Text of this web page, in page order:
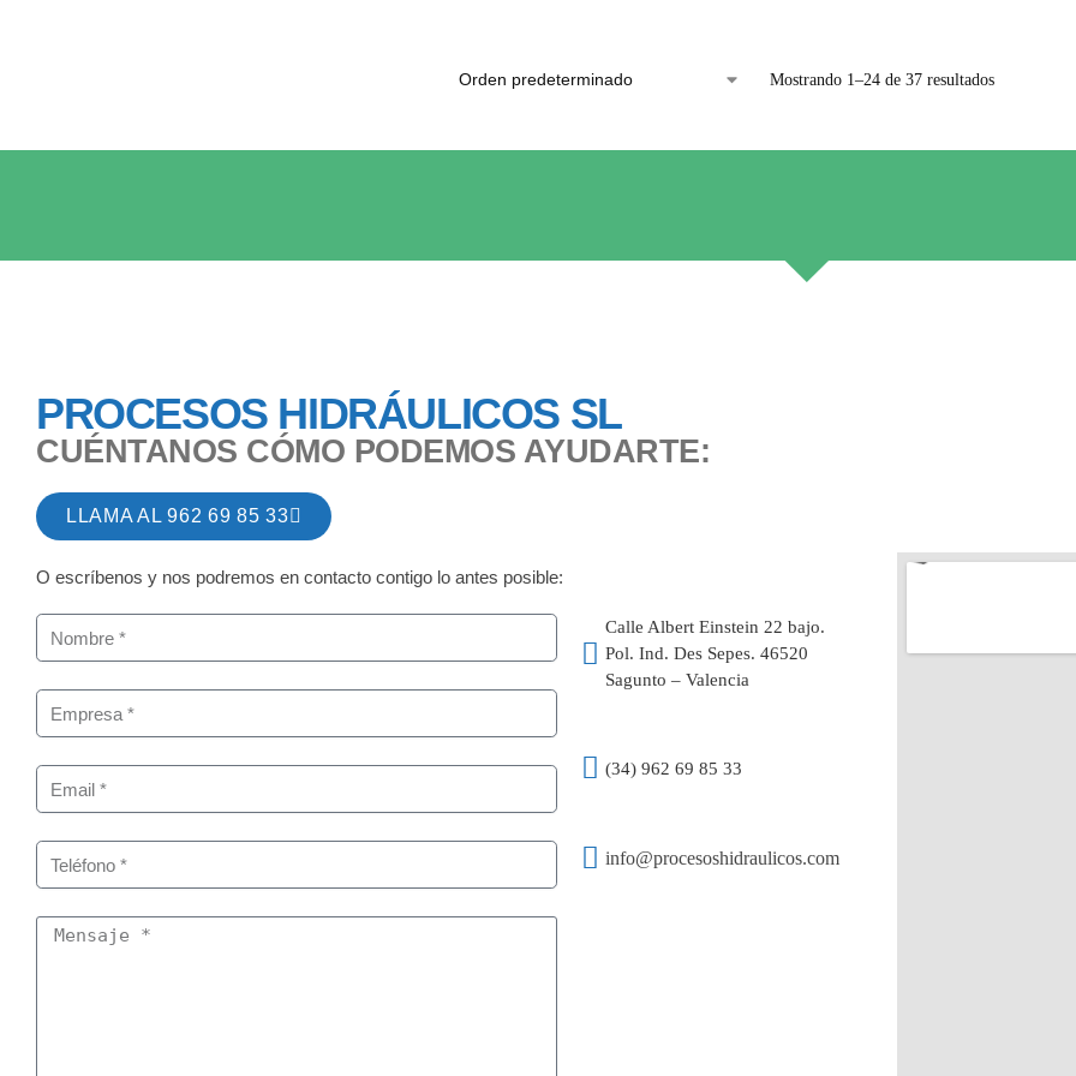
Mostrando 1–24 de 37 resultados
PROCESOS HIDRÁULICOS SL
CUÉNTANOS CÓMO PODEMOS AYUDARTE:
LLAMA AL 962 69 85 33
O escríbenos y nos podremos en contacto contigo lo antes posible:
Calle Albert Einstein 22 bajo.
Pol. Ind. Des Sepes. 46520
Sagunto – Valencia
(34) 962 69 85 33
info@procesoshidraulicos.com